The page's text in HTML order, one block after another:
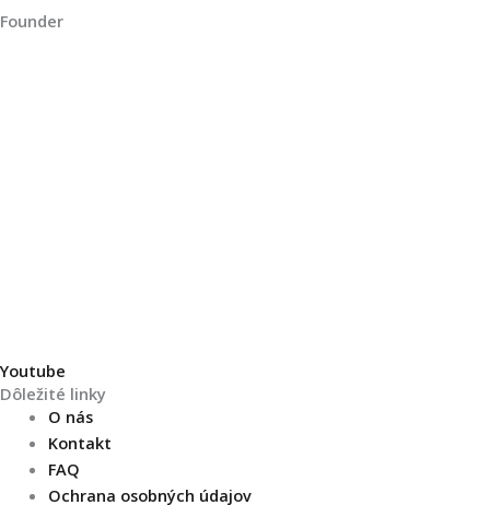
Founder
Youtube
Dôležité linky
O nás
Kontakt
FAQ
Ochrana osobných údajov